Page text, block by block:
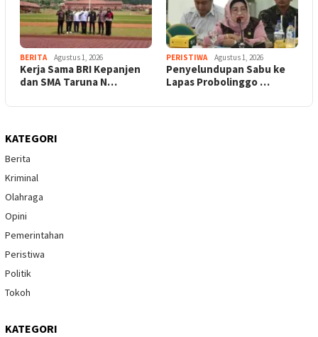
BERITA Agustus 1, 2026
Kerja Sama BRI Kepanjen
dan SMA Taruna N…
PERISTIWA Agustus 1, 2026
Penyelundupan Sabu ke
Lapas Probolinggo …
KATEGORI
Berita
Kriminal
Olahraga
Opini
Pemerintahan
Peristiwa
Politik
Tokoh
KATEGORI